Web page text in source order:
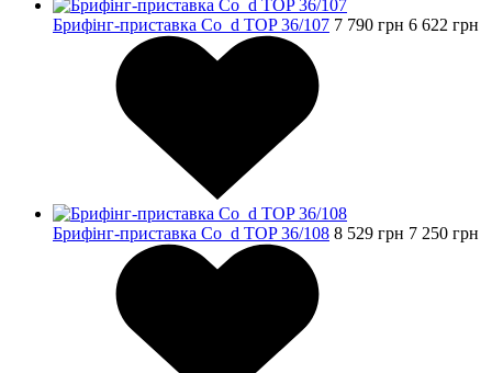
Брифінг-приставка Co_d TOP 36/107 7 790 грн 6 622 грн
Брифінг-приставка Co_d TOP 36/108 8 529 грн 7 250 грн